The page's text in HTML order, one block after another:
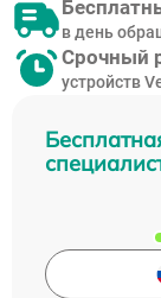
в день
Срочный
устройств